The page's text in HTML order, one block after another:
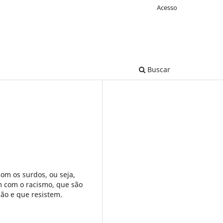
Buscar
Acesso
os surdos, ou seja,
o racismo, que são
e que resistem.